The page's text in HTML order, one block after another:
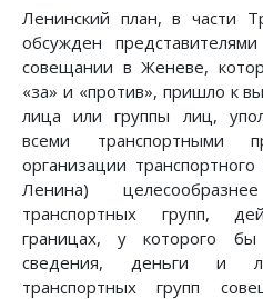
Ленинский план, в части
обсужден
совещании в Женеве,
«за» и «против», пришло к
лица или группы лиц,
всеми транспортными
организации
Ленина)
транспортных групп,
границах, у которого бы
сведения, деньги и
транспортных групп